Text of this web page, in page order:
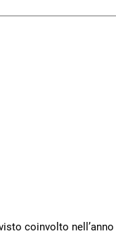
coinvolto nell’anno